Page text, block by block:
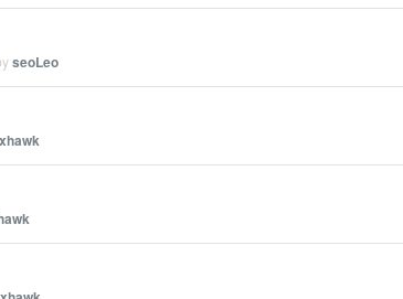
seoLeo
xhawk